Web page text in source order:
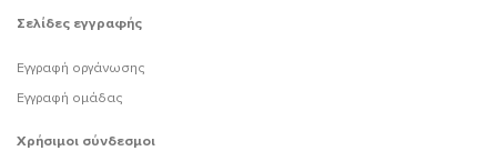
Σελίδες εγγραφής
Εγγραφή οργάνωσης
Εγγραφή ομάδας
Χρήσιμοι σύνδεσμοι